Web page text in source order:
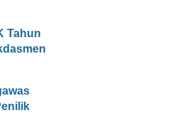
Tahun